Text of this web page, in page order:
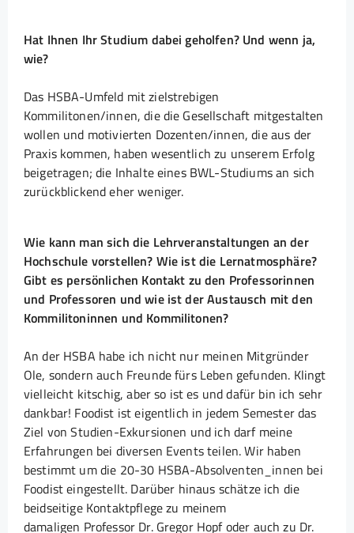
Hat Ihnen Ihr Studium dabei geholfen? Und wenn ja,
wie?
Das HSBA-Umfeld mit zielstrebigen
Kommilitonen/innen, die die Gesellschaft mitgestalten
wollen und motivierten Dozenten/innen, die aus der
Praxis kommen, haben wesentlich zu unserem Erfolg
beigetragen; die Inhalte eines BWL-Studiums an sich
zurückblickend eher weniger.
Wie kann man sich die Lehrveranstaltungen an der
Hochschule vorstellen? Wie ist die Lernatmosphäre?
Gibt es persönlichen Kontakt zu den Professorinnen
und Professoren und wie ist der Austausch mit den
Kommilitoninnen und Kommilitonen?
An der HSBA habe ich nicht nur meinen Mitgründer
Ole, sondern auch Freunde fürs Leben gefunden. Klingt
vielleicht kitschig, aber so ist es und dafür bin ich sehr
dankbar! Foodist ist eigentlich in jedem Semester das
Ziel von Studien-Exkursionen und ich darf meine
Erfahrungen bei diversen Events teilen. Wir haben
bestimmt um die 20-30 HSBA-Absolventen_innen bei
Foodist eingestellt. Darüber hinaus schätze ich die
beidseitige Kontaktpflege zu meinem
damaligen Professor Dr. Gregor Hopf oder auch zu Dr.